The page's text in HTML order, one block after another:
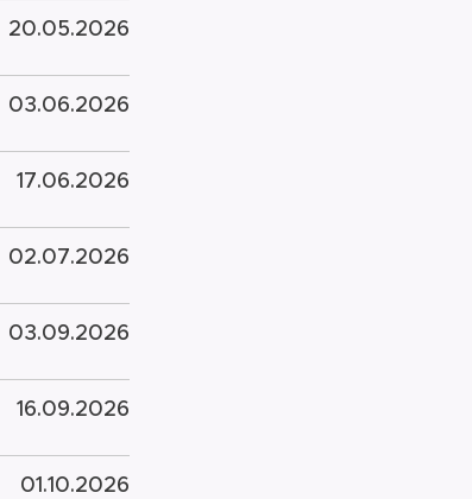
20.05.2026
03.06.2026
17.06.2026
02.07.2026
03.09.2026
16.09.2026
01.10.2026